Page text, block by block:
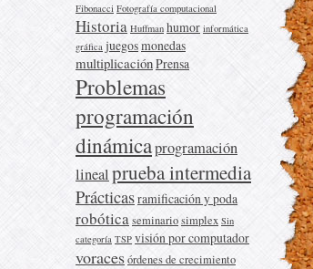
Fibonacci Fotografía computacional
Historia Huffman humor informática
gráfica juegosmonedas
multiplicaciónPrensa
Problemas
programación
dinámicaprogramación
linealprueba intermedia
Prácticasramificación y poda
robóticaseminariosimplex Sin
categoría TSP visión por computador
voracesórdenes de crecimiento